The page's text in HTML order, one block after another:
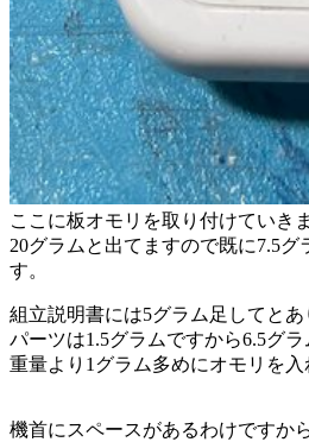
ここに板オモリを取り付けていきま
20グラムと出てますので既に7.5グ
す。
組立説明書には5グラム足してと
パーツは1.5グラムですから6.5グ
重量より1グラム多めにオモリを入
機首にスペースがあるわけですか